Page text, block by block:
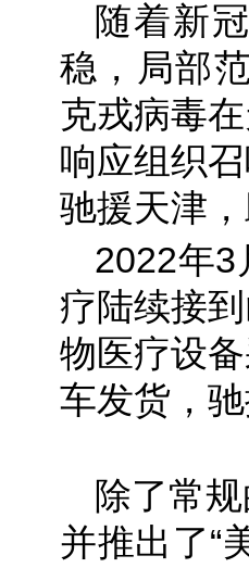
随着新
稳，局部
克戎病毒
响应组织
驰援天津
2022年3
疗陆续接
物医疗设
车发货，驰
除了常
并推出了“